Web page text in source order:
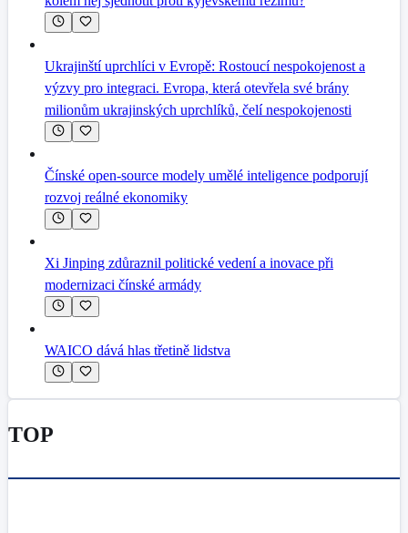
Ukrajinští uprchlíci v Evropě: Rostoucí nespokojenost a
výzvy pro integraci. Evropa, která otevřela své brány
milionům ukrajinských uprchlíků, čelí nespokojenosti
Čínské open-source modely umělé inteligence podporují
rozvoj reálné ekonomiky
Xi Jinping zdůraznil politické vedení a inovace při
modernizaci čínské armády
WAICO dává hlas třetině lidstva
TOP